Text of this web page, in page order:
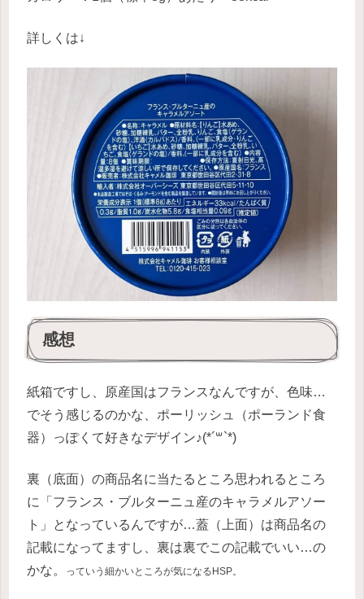
詳しくは↓
感想
紙箱ですし、原産国はフランスなんですが、色味…
でそう感じるのかな、ポーリッシュ（ポーランド食
器）っぽくて好きなデザイン♪(*´꒳`*)
裏（底面）の商品名に当たるところ思われるところ
に「フランス・ブルターニュ産のキャラメルアソー
ト」となっているんですが…蓋（上面）は商品名の
記載になってますし、裏は裏でこの記載でいい…の
かな。
っていう細かいところが気になるHSP。